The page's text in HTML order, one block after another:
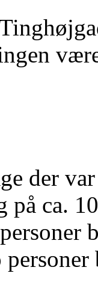
der
på ca.